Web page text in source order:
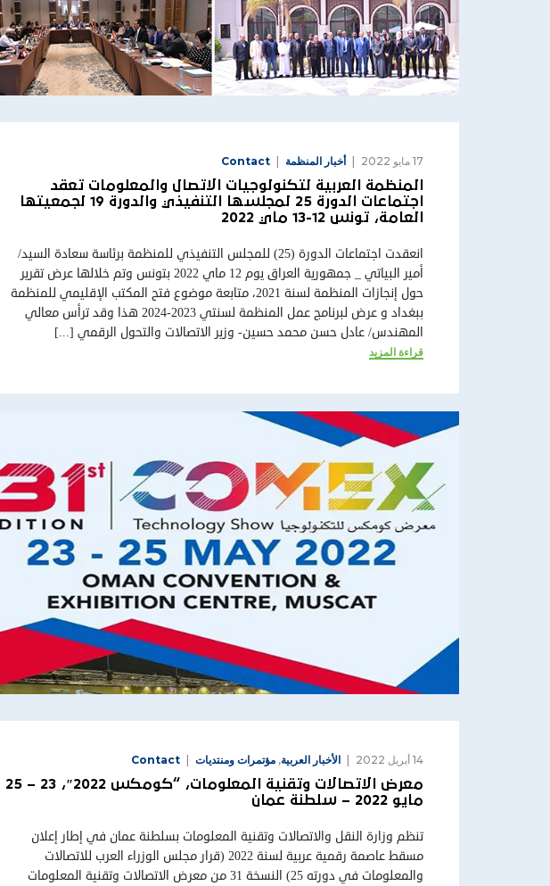
17 مايو 2022 أخبار المنظمة
Contact
المنظمة العربية لتكنولوجيات الاتصال والمعلومات تعقد
اجتماعات الدورة 25 لمجلسها التنفيذي والدورة 19 لجمعيتها
العامة، تونس 12-13 ماي 2022
انعقدت اجتماعات الدورة (25) للمجلس التنفيذي للمنظمة برئاسة سعادة السيد/
أمير البياتي _ جمهورية العراق يوم 12 ماي 2022 بتونس وتم خلالها عرض تقرير
حول إنجازات المنظمة لسنة 2021، متابعة موضوع فتح المكتب الإقليمي للمنظمة
ببغداد و عرض لبرنامج عمل المنظمة لسنتي 2023-2024 هذا وقد ترأس معالي
المهندس/ عادل حسن محمد حسين- وزير الاتصالات والتحول الرقمي [...]
قراءة المزيد
14 أبريل 2022 الأخبار العربية, مؤتمرات ومنتديات
Contact
معرض الاتصالات وتقنية المعلومات، “كومكس 2022″، 23 – 25
مايو 2022 – سلطنة عمان
تنظم وزارة النقل والاتصالات وتقنية المعلومات بسلطنة عمان في إطار إعلان
مسقط عاصمة رقمية عربية لسنة 2022 (قرار مجلس الوزراء العرب للاتصالات
والمعلومات في دورته 25) النسخة 31 من معرض الاتصالات وتقنية المعلومات